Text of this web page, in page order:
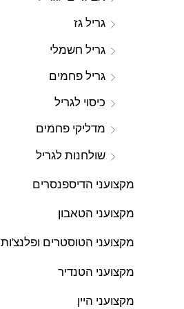
גריל גז
גריל חשמלי
גריל פחמים
כיסוי לגריל
מדליקי פחמים
שולחנות לגריל
מקצועני הדיספנסרים
מקצועני הטאבון
מקצועני הטוסטרים ופלנצ'ות
מקצועני הטנדיר
מקצועני היין